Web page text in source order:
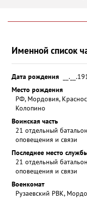
Именной список
Дата рождения
Место рождения
РФ, Мордовия,
Колопино
Воинская часть
21 отдельный
оповещения и связи
Последнее место
21 отдельный
оповещения и связи
Военкомат
Рузаевский РВК,